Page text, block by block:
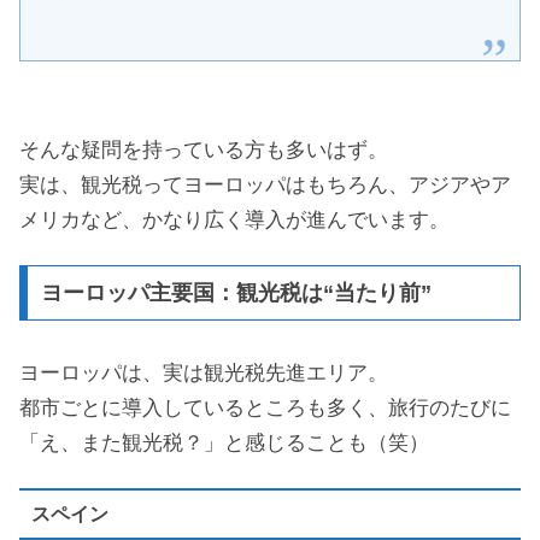
そんな疑問を持っている方も多いはず。
実は、観光税ってヨーロッパはもちろん、アジアやア
メリカなど、かなり広く導入が進んでいます。
ヨーロッパ主要国：観光税は“当たり前”
ヨーロッパは、実は観光税先進エリア。
都市ごとに導入しているところも多く、旅行のたびに
「え、また観光税？」と感じることも（笑）
スペイン